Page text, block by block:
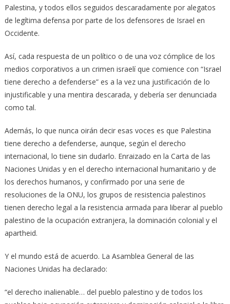
Palestina, y todos ellos seguidos descaradamente por alegatos
de legítima defensa por parte de los defensores de Israel en
Occidente.
Así, cada respuesta de un político o de una voz cómplice de los
medios corporativos a un crimen israelí que comience con “Israel
tiene derecho a defenderse” es a la vez una justificación de lo
injustificable y una mentira descarada, y debería ser denunciada
como tal.
Además, lo que nunca oirán decir esas voces es que Palestina
tiene derecho a defenderse, aunque, según el derecho
internacional, lo tiene sin dudarlo. Enraizado en la Carta de las
Naciones Unidas y en el derecho internacional humanitario y de
los derechos humanos, y confirmado por una serie de
resoluciones de la ONU, los grupos de resistencia palestinos
tienen derecho legal a la resistencia armada para liberar al pueblo
palestino de la ocupación extranjera, la dominación colonial y el
apartheid.
Y el mundo está de acuerdo. La Asamblea General de las
Naciones Unidas ha declarado:
“el derecho inalienable… del pueblo palestino y de todos los